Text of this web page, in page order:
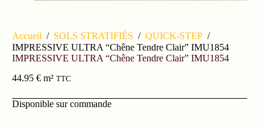
Accueil / SOLS STRATIFIÉS / QUICK-STEP /
IMPRESSIVE ULTRA “Chêne Tendre Clair” IMU1854
IMPRESSIVE ULTRA “Chêne Tendre Clair” IMU1854
44.95 € m² TTC
Disponible sur commande